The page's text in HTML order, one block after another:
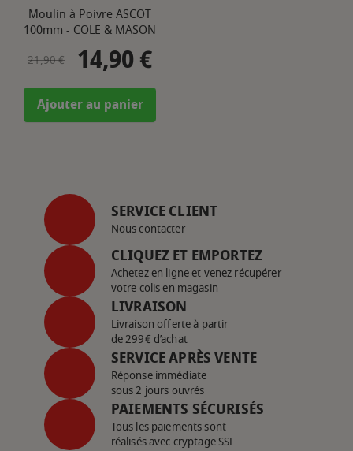
Moulin à Poivre ASCOT
100mm - COLE & MASON
Prix de base
21,90 € Prix
14,90 €
Ajouter au panier
SERVICE CLIENT
Nous contacter
CLIQUEZ ET EMPORTEZ
Achetez en ligne et venez récupérer
votre colis en magasin
LIVRAISON
Livraison offerte à partir
de 299€ d’achat
SERVICE APRÈS VENTE
Réponse immédiate
sous 2 jours ouvrés
PAIEMENTS SÉCURISÉS
Tous les paiements sont
réalisés avec cryptage SSL